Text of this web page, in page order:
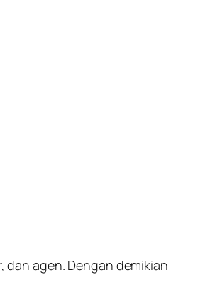
dan agen. Dengan demikian